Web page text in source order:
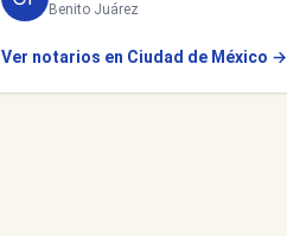
Benito Juárez
Ver notarios en Ciudad de México →